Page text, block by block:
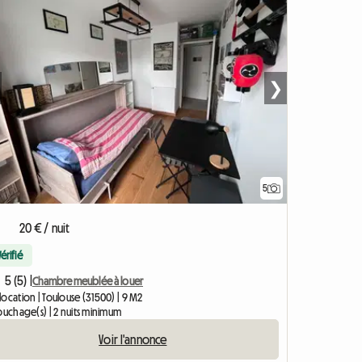
5
❯
20 € / nuit
5 (5) | Chambre meublée à louer
| Toulouse (31500) | 9 M2
| 2 nuits minimum
Voir l'annonce